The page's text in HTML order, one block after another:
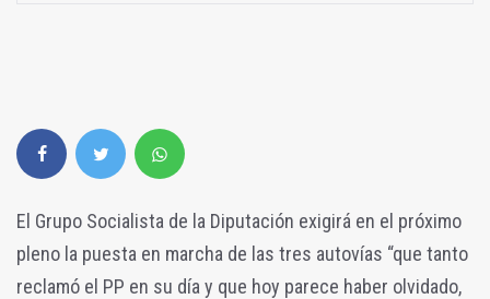
El Grupo Socialista de la Diputación exigirá en el próximo
pleno la puesta en marcha de las tres autovías “que tanto
reclamó el PP en su día y que hoy parece haber olvidado,